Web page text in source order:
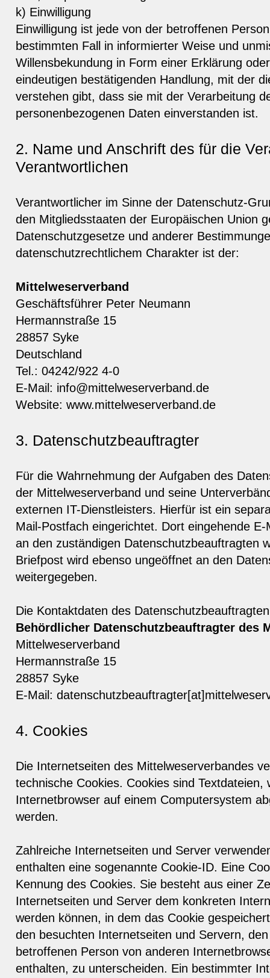
k) Einwilligung
Einwilligung ist jede von der betroffenen
bestimmten Fall in informierter Weise und
Willensbekundung in Form einer Erklärung
eindeutigen bestätigenden Handlung, mit der
verstehen gibt, dass sie mit der Verarbeitung
personenbezogenen Daten einverstanden ist.
2. Name und Anschrift des für die
Verantwortlichen
Verantwortlicher im Sinne der Datenschutz-
den Mitgliedsstaaten der Europäischen Union
Datenschutzgesetze und anderer
datenschutzrechtlichem Charakter ist der:
Mittelweserverband
Geschäftsführer Peter Neumann
Hermannstraße 15
28857 Syke
Deutschland
Tel.: 04242/922 4-0
E-Mail: info@mittelweserverband.de
Website: www.mittelweserverband.de
3. Datenschutzbeauftragter
Für die Wahrnehmung der Aufgaben des
der Mittelweserverband und seine
externen IT-Dienstleisters. Hierfür ist ein
Mail-Postfach eingerichtet. Dort eingehende
an den zuständigen Datenschutzbeauftragten
Briefpost wird ebenso ungeöffnet an den
weitergegeben.
Die Kontaktdaten des
Behördlicher Datenschutzbeauftragter des
Mittelweserverband
Hermannstraße 15
28857 Syke
E-Mail:
4. Cookies
Die Internetseiten des Mittelweserverbandes
technische Cookies. Cookies sind Textdateien,
Internetbrowser auf einem Computersystem
werden.
Zahlreiche Internetseiten und Server
enthalten eine sogenannte Cookie-ID. Eine
Kennung des Cookies. Sie besteht aus einer
Internetseiten und Server dem konkreten
werden können, in dem das Cookie
den besuchten Internetseiten und Servern,
betroffenen Person von anderen
enthalten, zu unterscheiden. Ein bestimmter